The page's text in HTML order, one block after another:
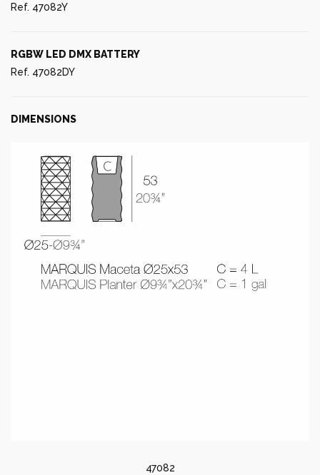
Ref. 47082Y
RGBW LED DMX BATTERY
Ref. 47082DY
DIMENSIONS
47082